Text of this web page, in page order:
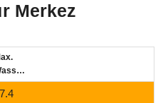
Merkez
Wassertemperatur (°C)